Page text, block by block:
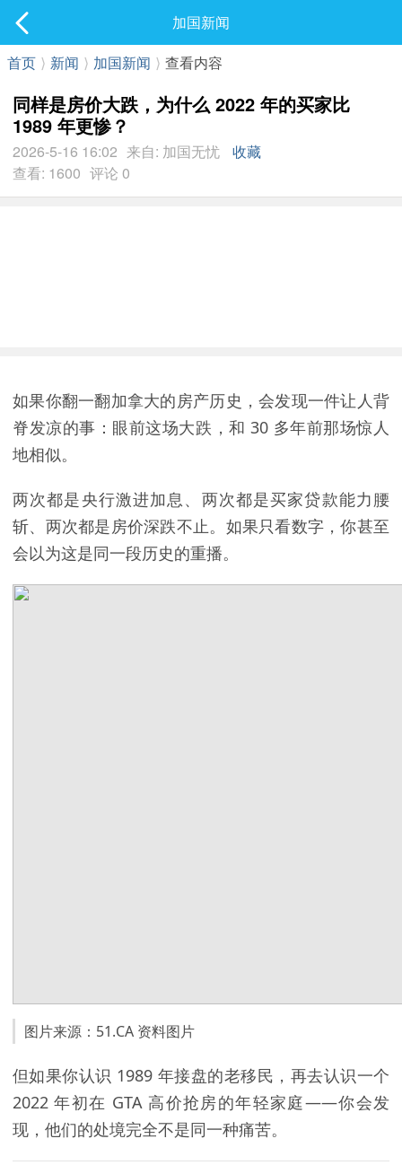
最新发表
加国新闻
首页 ⟩ 新闻 ⟩ 加国新闻 ⟩ 查看内容
同样是房价大跌，为什么 2022 年的买家比
1989 年更惨？
2026-5-16 16:02 来自: 加国无忧
收藏
查看: 1600 评论 0
如果你翻一翻加拿大的房产历史，会发现一件让人背
脊发凉的事：眼前这场大跌，和 30 多年前那场惊人
地相似。
两次都是央行激进加息、两次都是买家贷款能力腰
斩、两次都是房价深跌不止。如果只看数字，你甚至
会以为这是同一段历史的重播。
图片来源：51.CA 资料图片
但如果你认识 1989 年接盘的老移民，再去认识一个
2022 年初在 GTA 高价抢房的年轻家庭——你会发
现，他们的处境完全不是同一种痛苦。